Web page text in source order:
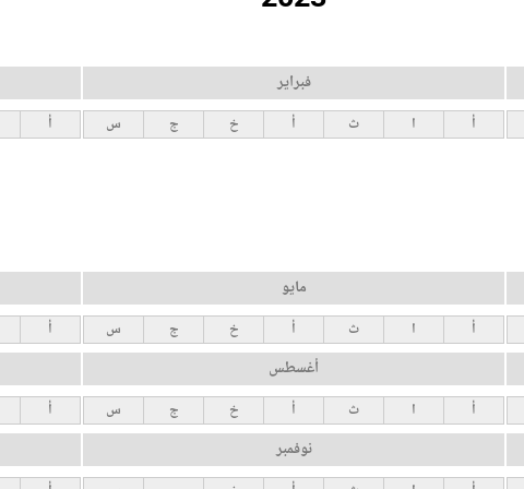
فبراير
أ ا ث أ خ ج س أ
مايو
أ ا ث أ خ ج س أ
أغسطس
أ ا ث أ خ ج س أ
نوفمبر